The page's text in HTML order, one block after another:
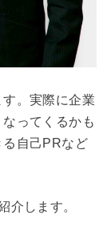
。実際に企業
ってくるかも
る自己PRなど
介します。